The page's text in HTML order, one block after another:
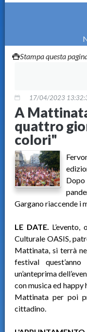
Stampa questa
17/04/2023
A
quattro
colori"
Gargano riaccende i
LE DATE.
Culturale OASIS,
Mattinata, si terrà
festival
un’anteprima
con musica ed
Mattinata per poi
cittadino.